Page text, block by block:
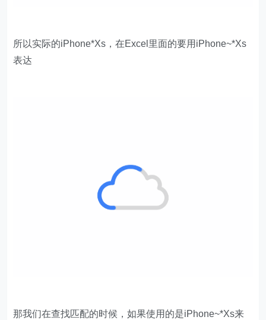
所以实际的iPhone*Xs，在Excel里面的要用iPhone~*Xs
表达
那我们在查找匹配的时候，如果使用的是iPhone~*Xs来